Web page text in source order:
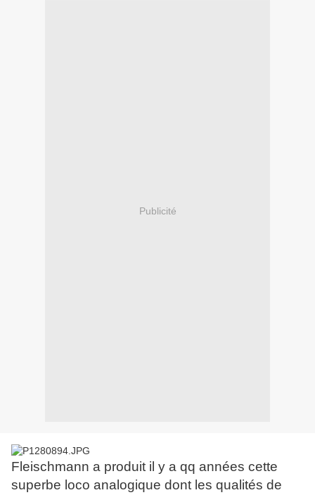
Publicité
Fleischmann a produit il y a qq années cette
superbe loco analogique dont les qualités de